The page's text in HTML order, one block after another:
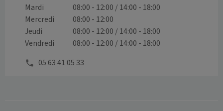
Mardi
08:00 - 12:00 / 14:00 - 18:00
Mercredi
08:00 - 12:00
Jeudi
08:00 - 12:00 / 14:00 - 18:00
Vendredi
08:00 - 12:00 / 14:00 - 18:00
05 63 41 05 33